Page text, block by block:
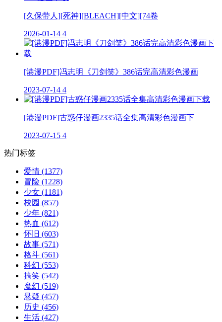
[久保带人][死神][BLEACH][中文][74卷
2026-01-14 4
[港漫PDF]冯志明《刀剑笑》386话完高清彩色漫画
2023-07-14 4
[港漫PDF]古惑仔漫画2335话全集高清彩色漫画下
2023-07-15 4
热门标签
爱情 (1377)
冒险 (1228)
少女 (1181)
校园 (857)
少年 (821)
热血 (612)
怀旧 (603)
故事 (571)
格斗 (561)
科幻 (553)
搞笑 (542)
魔幻 (519)
悬疑 (457)
历史 (456)
生活 (427)